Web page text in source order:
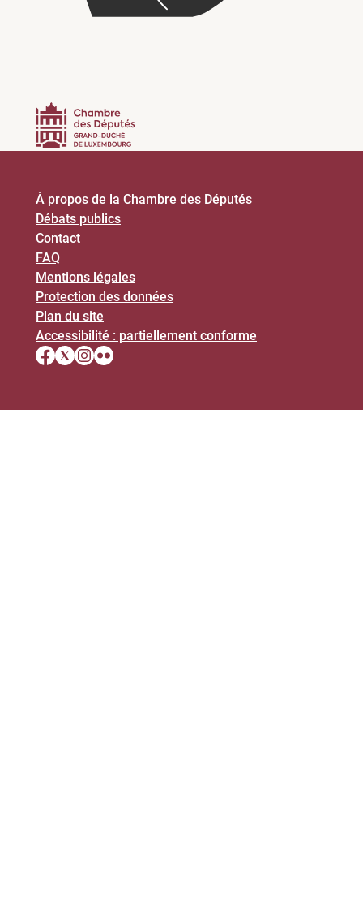
À propos de la Chambre des Députés
Débats publics
Contact
FAQ
Mentions légales
Protection des données
Plan du site
Accessibilité : partiellement conforme